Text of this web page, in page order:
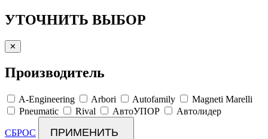
УТОЧНИТЬ ВЫБОР
✕
Производитель
A-Engineering Arbori Autofamily
Magneti Marelli
Pneumatic
Rival АвтоУПОР Автолидер
СБРОС ПРИМЕНИТЬ